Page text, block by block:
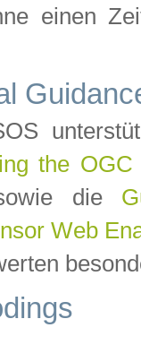
einen
the
die
Web